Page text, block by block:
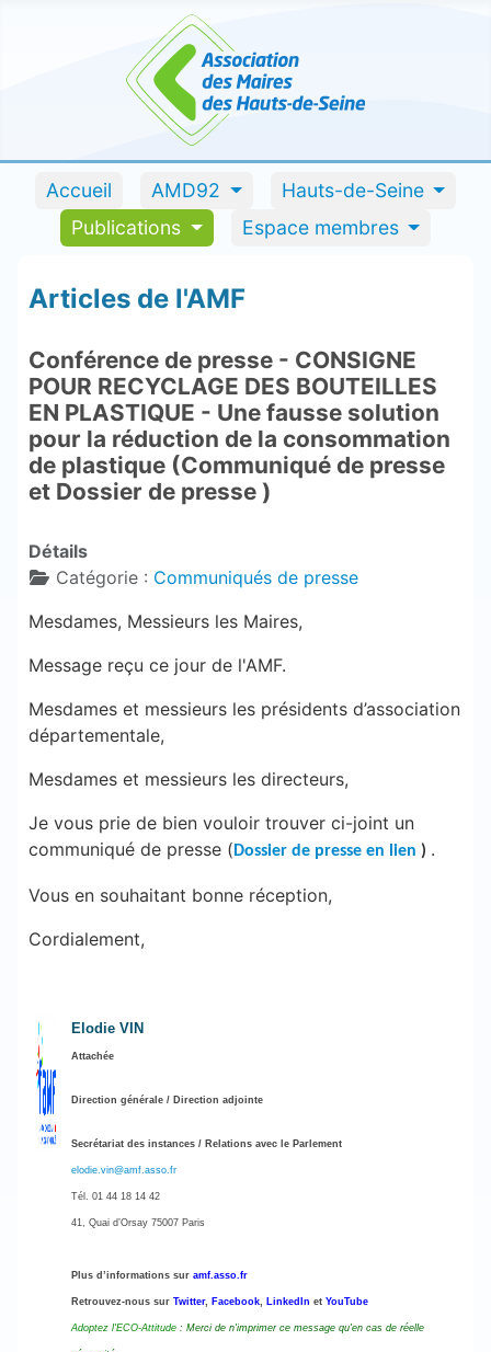
Accueil AMD92
Hauts-de-Seine
Publications
Espace membres
Articles de l'AMF
Conférence de presse - CONSIGNE
POUR RECYCLAGE DES BOUTEILLES
EN PLASTIQUE - Une fausse solution
pour la réduction de la consommation
de plastique (Communiqué de presse
et Dossier de presse )
Détails
Catégorie : Communiqués de presse
Mesdames, Messieurs les Maires,
Message reçu ce jour de l'AMF.
Mesdames et messieurs les présidents d’association
départementale,
Mesdames et messieurs les directeurs,
Je vous prie de bien vouloir trouver ci-joint un
communiqué de presse ( Dossier de presse en lien ) .
Vous en souhaitant bonne réception,
Cordialement,
Elodie VIN
Attachée
Direction générale / Direction adjointe
Secrétariat des instances / Relations avec le Parlement
elodie.vin@amf.asso.fr
Tél. 01 44 18 14 42
41, Quai d’Orsay 75007 Paris
Plus d’informations sur amf.asso.fr
Retrouvez-nous sur Twitter, Facebook, LinkedIn et YouTube
Adoptez l'ECO-Attitude : Merci de n'imprimer ce message qu'en cas de réelle